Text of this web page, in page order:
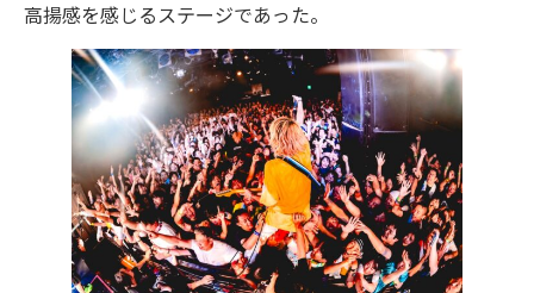
高揚感を感じるステージであった。